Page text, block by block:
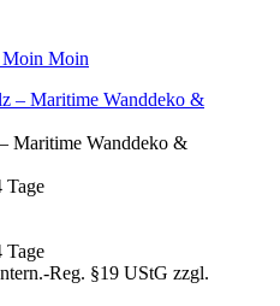
– Maritime Wanddeko &
Maritime Wanddeko &
Tage
Tage
Reg. §19 UStG zzgl.